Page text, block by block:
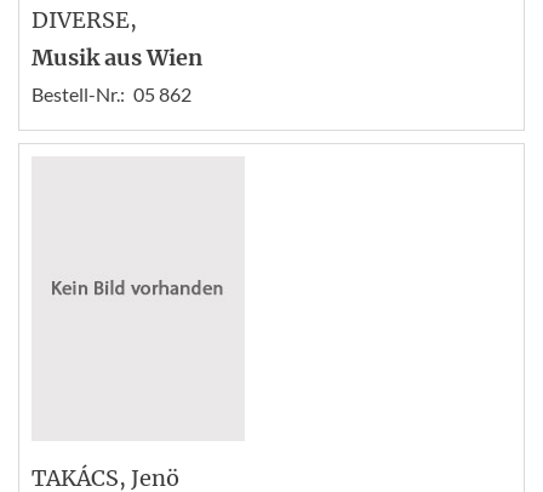
DIVERSE,
Musik aus Wien
Bestell-Nr.: 05 862
TAKÁCS, Jenö